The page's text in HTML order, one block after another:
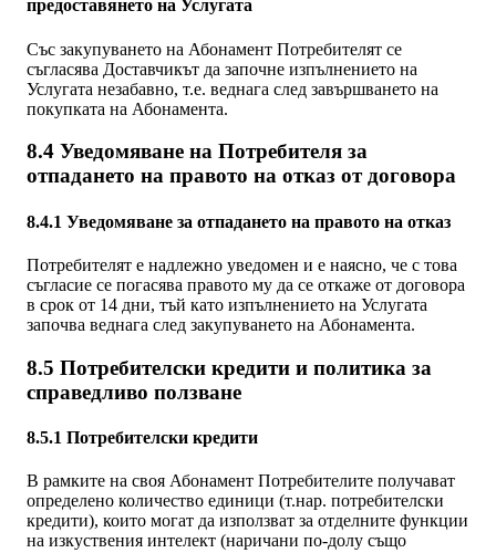
предоставянето на Услугата
Със закупуването на Абонамент Потребителят се
съгласява Доставчикът да започне изпълнението на
Услугата незабавно, т.е. веднага след завършването на
покупката на Абонамента.
8.4 Уведомяване на Потребителя за
отпадането на правото на отказ от договора
8.4.1 Уведомяване за отпадането на правото на отказ
Потребителят е надлежно уведомен и е наясно, че с това
съгласие се погасява правото му да се откаже от договора
в срок от 14 дни, тъй като изпълнението на Услугата
започва веднага след закупуването на Абонамента.
8.5 Потребителски кредити и политика за
справедливо ползване
8.5.1 Потребителски кредити
В рамките на своя Абонамент Потребителите получават
определено количество единици (т.нар. потребителски
кредити), които могат да използват за отделните функции
на изкуствения интелект (наричани по-долу също